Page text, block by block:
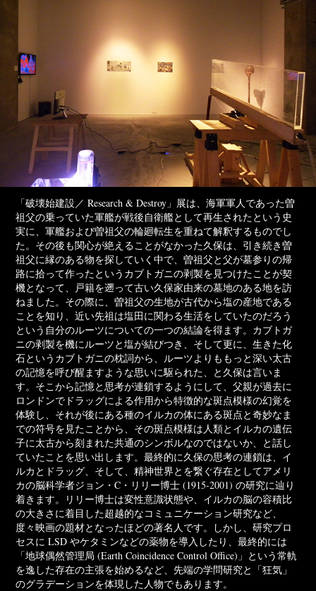
「破壊始建設／ Research & Destroy」展は、海軍軍人であった曽
祖父の乗っていた軍艦が戦後自衛艦として再生されたという史
実に、軍艦および曽祖父の輪廻転生を重ねて解釈するものでし
た。その後も関心が絶えることがなかった久保は、引き続き曽
祖父に縁のある物を探していく中で、曽祖父と父が墓参りの帰
路に拾って作ったというカブトガニの剥製を見つけたことが契
機となって、戸籍を遡って古い久保家由来の墓地のある地を訪
ねました。その際に、曽祖父の生地が古代から塩の産地である
ことを知り、近い先祖は塩田に関わる生活をしていたのだろう
という自分のルーツについての一つの結論を得ます。カブトガ
ニの剥製を機にルーツと塩が結びつき、そして更に、生きた化
石というカブトガニの枕詞から、ルーツよりももっと深い太古
の記憶を呼び醒ますような思いに駆られた、と久保は言いま
す。そこから記憶と思考が連鎖するようにして、父親が過去に
ロンドンでドラッグによる作用から特徴的な斑点模様の幻覚を
体験し、それが後にある種のイルカの体にある斑点と奇妙なま
での符号を見たことから、その斑点模様は人類とイルカの遺伝
子に太古から刻まれた共通のシンボルなのではないか、と話し
ていたことを思い出します。最終的に久保の思考の連鎖は、イ
ルカとドラッグ、そして、精神世界とを繋ぐ存在としてアメリ
カの脳科学者ジョン・C・リリー博士 (1915-2001) の研究に辿り
着きます。リリー博士は変性意識状態や、イルカの脳の容積比
の大きさに着目した超越的なコミュニケーション研究など、
度々映画の題材となったほどの著名人です。しかし、研究プロ
セスに LSD やケタミンなどの薬物を導入したり、最終的には
「地球偶然管理局 (Earth Coincidence Control Oﬃce)」という常軌
を逸した存在の主張を始めるなど、先端の学問研究と「狂気」
のグラデーションを体現した人物でもあります。